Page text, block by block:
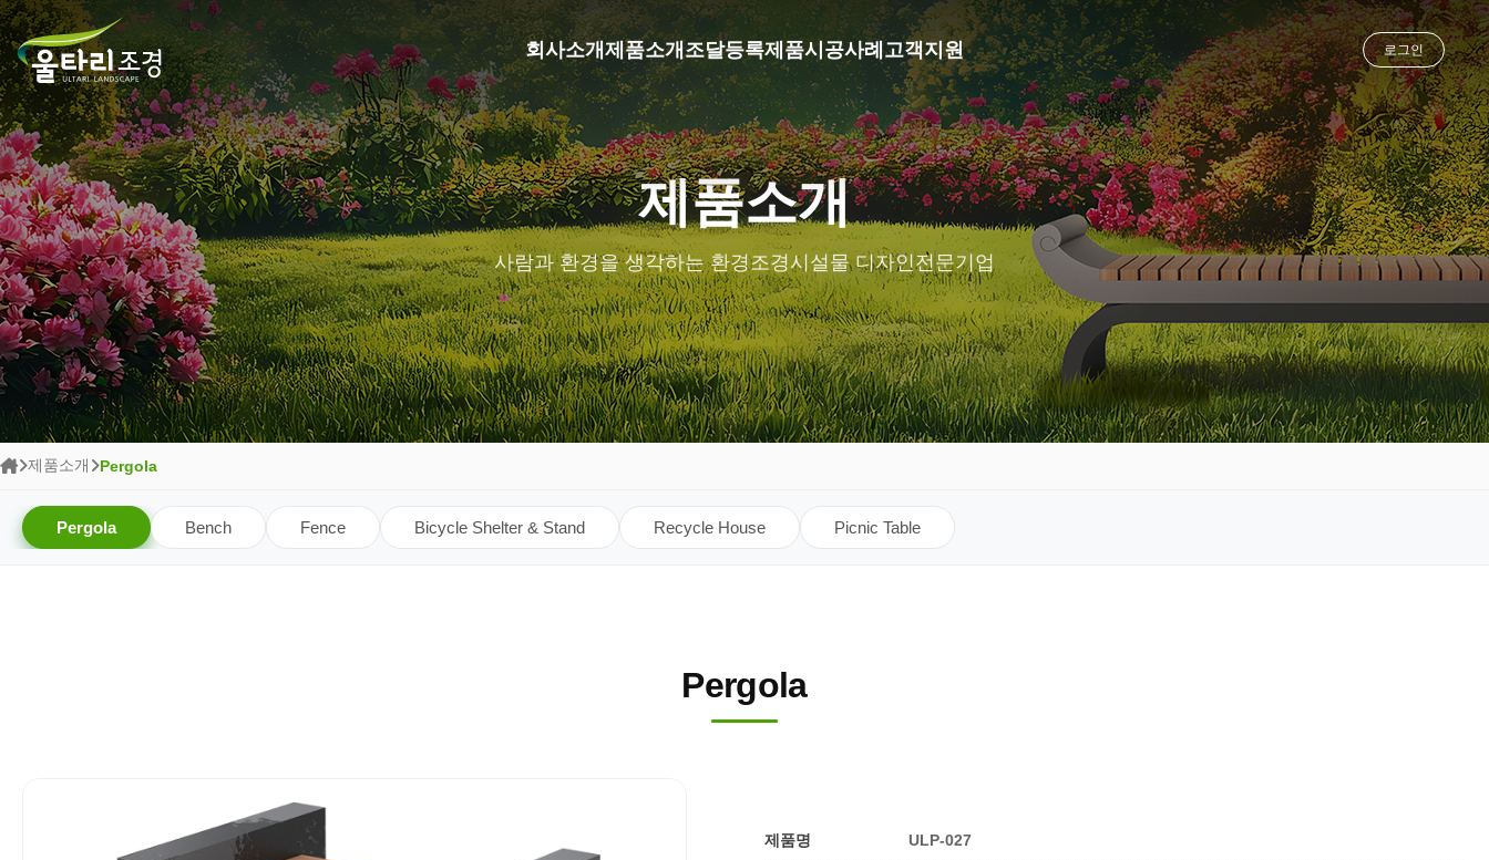
회사소개제품소개조달등록제품시공사례고객지원 로그인
제품소개
사람과 환경을 생각하는 환경조경시설물 디자인전문기업
제품소개 Pergola
Pergola Bench Fence Bicycle Shelter & Stand Recycle House Picnic Table
Pergola
제품명 ULP-027